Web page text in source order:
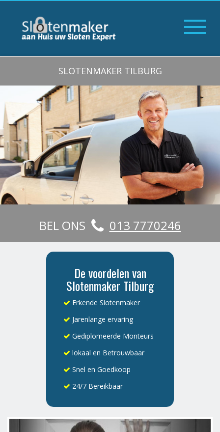
SLOTENMAKER TILBURG
BEL ONS 013 7770246
De voordelen van
Slotenmaker Tilburg
Erkende Slotenmaker
Jarenlange ervaring
Gediplomeerde Monteurs
lokaal en Betrouwbaar
Snel en Goedkoop
24/7 Bereikbaar